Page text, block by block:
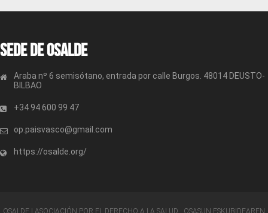
Sede de OSALDE
Araba nº 6 semisótano, entrada por calle Burgos. 48014 DEUSTO-
BILBAO
+34 94 600 99 47
op.paisvasco@gmail.com
https://osalde.org/
OSALDE | ASOCIACIÓN POR EL DERECHO A LA SALUD · OSASUN ESKUBIDEAREN